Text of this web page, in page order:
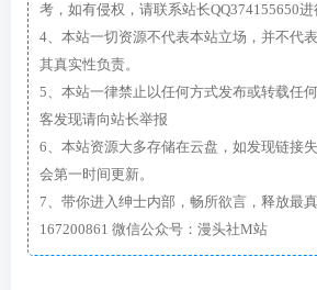
考，如有侵权，请联系站长QQ374155650进
4、本站一切资源不代表本站立场，并不代
其真实性负责。
5、本站一律禁止以任何方式发布或转载任
客发现请向站长举报
6、本站资源大多存储在云盘，如发现链接
会第一时间更新。
7、带你进入绅士内部，畅所欲言，释放最
167200861 微信公众号：漫头社M站